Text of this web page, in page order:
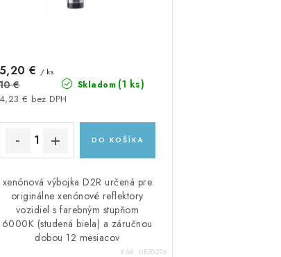
Skladom (1 ks)
4,23 € bez DPH
5,20 € / ks
€
DO KOŠÍKA
xenónová výbojka D2R určená pre
originálne xenónové reflektory
vozidiel s farebným stupňom
6000K (studená biela) a záručnou
dobou 12 mesiacov
Kód: URZ0276